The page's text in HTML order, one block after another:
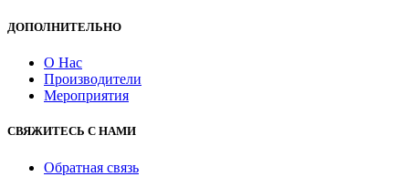
ДОПОЛНИТЕЛЬНО
О Нас
Производители
Мероприятия
СВЯЖИТЕСЬ С НАМИ
Обратная связь